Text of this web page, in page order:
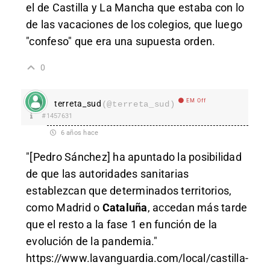
el de Castilla y La Mancha que estaba con lo
de las vacaciones de los colegios, que luego
"confeso" que era una supuesta orden.
0
terreta_sud (@terreta_sud) EM Off
#1457631
6 años hace
"[Pedro Sánchez] ha apuntado la posibilidad
de que las autoridades sanitarias
establezcan que determinados territorios,
como Madrid o Cataluña, accedan más tarde
que el resto a la fase 1 en función de la
evolución de la pandemia."
https://www.lavanguardia.com/local/castilla-